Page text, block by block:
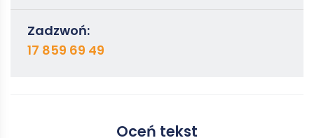
Zadzwoń:
17 859 69 49
Oceń tekst